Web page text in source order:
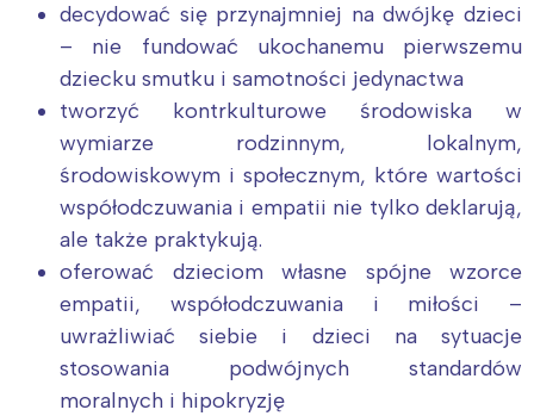
decydować się przynajmniej na dwójkę dzieci
– nie fundować ukochanemu pierwszemu
dziecku smutku i samotności jedynactwa
tworzyć kontrkulturowe środowiska w
wymiarze rodzinnym, lokalnym,
środowiskowym i społecznym, które wartości
współodczuwania i empatii nie tylko deklarują,
ale także praktykują.
oferować dzieciom własne spójne wzorce
empatii, współodczuwania i miłości –
uwrażliwiać siebie i dzieci na sytuacje
stosowania podwójnych standardów
moralnych i hipokryzję